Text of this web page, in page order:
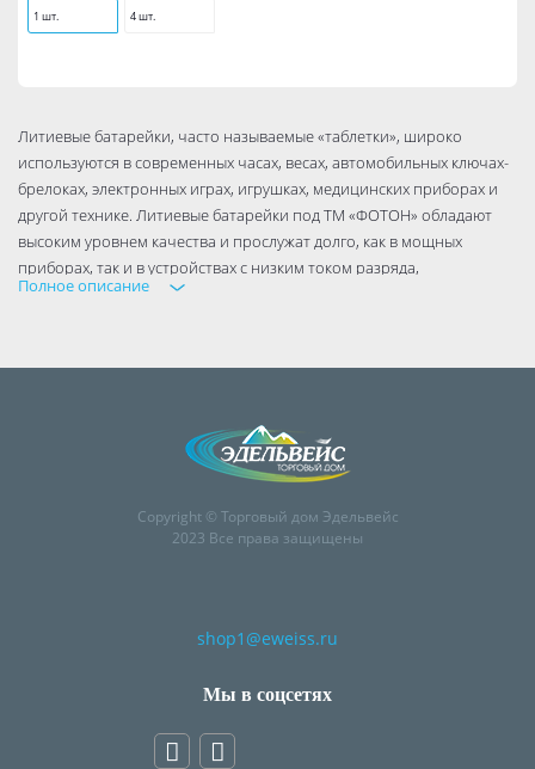
1 шт. 4 шт.
Литиевые батарейки, часто называемые «таблетки», широко
используются в современных часах, весах, автомобильных ключах-
брелоках, электронных играх, игрушках, медицинских приборах и
другой технике. Литиевые батарейки под ТМ «ФОТОН» обладают
высоким уровнем качества и прослужат долго, как в мощных
приборах, так и в устройствах с низким током разряда,
демонстрируя время работы на уровне ведущих мировых брендов.
Полное описание
Copyright © Торговый дом Эдельвейс
2023 Все права защищены
shop1@eweiss.ru
Мы в соцсетях